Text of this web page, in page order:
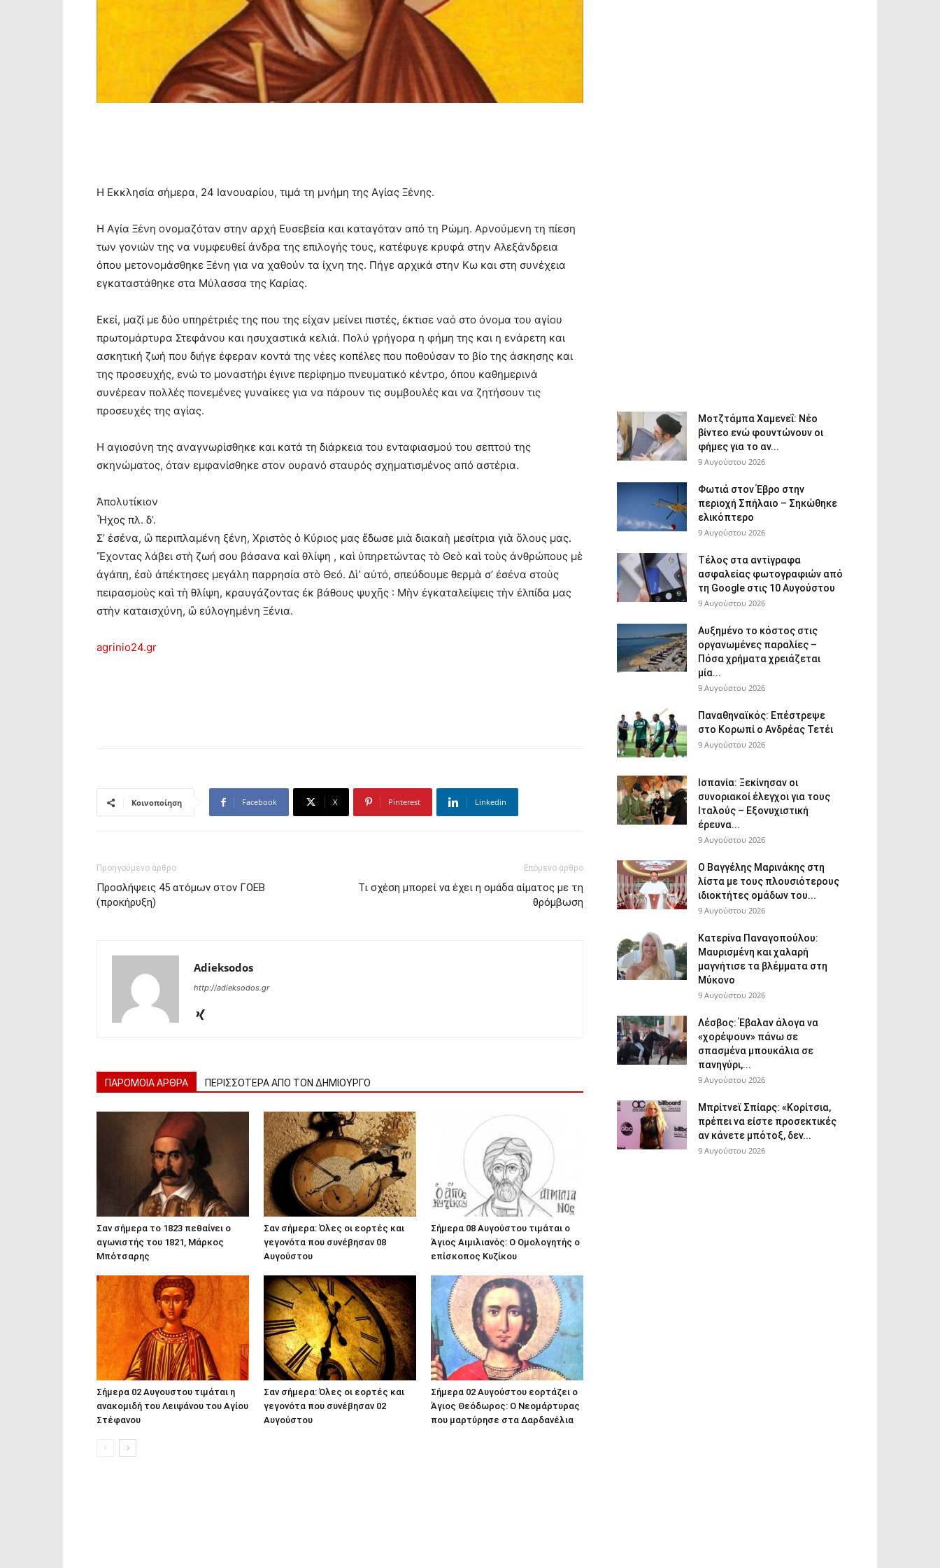
Η Εκκλησία σήμερα, 24 Ιανουαρίου, τιμά τη μνήμη της Αγίας Ξένης.
Η Αγία Ξένη ονομαζόταν στην αρχή Ευσεβεία και καταγόταν από τη Ρώμη. Αρνούμενη τη πίεση
των γονιών της να νυμφευθεί άνδρα της επιλογής τους, κατέφυγε κρυφά στην Αλεξάνδρεια
όπου μετονομάσθηκε Ξένη για να χαθούν τα ίχνη της. Πήγε αρχικά στην Κω και στη συνέχεια
εγκαταστάθηκε στα Μύλασσα της Καρίας.
Εκεί, μαζί με δύο υπηρέτριές της που της είχαν μείνει πιστές, έκτισε ναό στο όνομα του αγίου
πρωτομάρτυρα Στεφάνου και ησυχαστικά κελιά. Πολύ γρήγορα η φήμη της και η ενάρετη και
ασκητική ζωή που διήγε έφεραν κοντά της νέες κοπέλες που ποθούσαν το βίο της άσκησης και
της προσευχής, ενώ το μοναστήρι έγινε περίφημο πνευματικό κέντρο, όπου καθημερινά
συνέρεαν πολλές πονεμένες γυναίκες για να πάρουν τις συμβουλές και να ζητήσουν τις
προσευχές της αγίας.
Η αγιοσύνη της αναγνωρίσθηκε και κατά τη διάρκεια του ενταφιασμού του σεπτού της
σκηνώματος, όταν εμφανίσθηκε στον ουρανό σταυρός σχηματισμένος από αστέρια.
Ἀπολυτίκιον
Ἦχος πλ. δ’.
Σ’ ἐσένα, ὢ περιπλαμένη ξένη, Χριστὸς ὁ Κύριος μας ἔδωσε μιὰ διακαὴ μεσίτρια γιὰ ὅλους μας.
Ἔχοντας λάβει στὴ ζωή σου βάσανα καὶ θλίψη , καὶ ὑπηρετώντας τὸ Θεὸ καὶ τοὺς ἀνθρώπους μὲ
ἀγάπη, ἐσὺ ἀπέκτησες μεγάλη παρρησία στὸ Θεό. Δὶ’ αὐτό, σπεύδουμε θερμὰ σ’ ἐσένα στοὺς
πειρασμοὺς καὶ τὴ θλίψη, κραυγάζοντας ἐκ βάθους ψυχῆς : Μὴν ἐγκαταλείψεις τὴν ἐλπίδα μας
στὴν καταισχύνη, ὢ εὐλογημένη Ξένια.
agrinio24.gr
Κοινοποίηση Facebook X Pinterest Linkedin
Προηγούμενο άρθρο
Προσλήψεις 45 ατόμων στον ΓΟΕΒ
(προκήρυξη)
Επόμενο άρθρο
Τι σχέση μπορεί να έχει η ομάδα αίματος με τη
θρόμβωση
Adieksodos
http://adieksodos.gr
ΠΑΡΟΜΟΙΑ ΑΡΘΡΑ ΠΕΡΙΣΣΟΤΕΡΑ ΑΠΟ ΤΟΝ ΔΗΜΙΟΥΡΓΟ
Σαν σήμερα το 1823 πεθαίνει ο
αγωνιστής του 1821, Μάρκος
Μπότσαρης
Σαν σήμερα: Όλες οι εορτές και
γεγονότα που συνέβησαν 08
Αυγούστου
Σήμερα 08 Αυγούστου τιμάται ο
Άγιος Αιμιλιανός: Ο Ομολογητής ο
επίσκοπος Κυζίκου
Σήμερα 02 Αυγουστου τιμάται η
ανακομιδή του Λειψάνου του Αγίου
Στέφανου
Σαν σήμερα: Όλες οι εορτές και
γεγονότα που συνέβησαν 02
Αυγούστου
Σήμερα 02 Αυγούστου εορτάζει ο
Άγιος Θεόδωρος: Ο Νεομάρτυρας
που μαρτύρησε στα Δαρδανέλια
Μοτζτάμπα Χαμενεΐ: Νέο
βίντεο ενώ φουντώνουν οι
φήμες για το αν...
9 Αυγούστου 2026
Φωτιά στον Έβρο στην
περιοχή Σπήλαιο – Σηκώθηκε
ελικόπτερο
9 Αυγούστου 2026
Τέλος στα αντίγραφα
ασφαλείας φωτογραφιών από
τη Google στις 10 Αυγούστου
9 Αυγούστου 2026
Αυξημένο το κόστος στις
οργανωμένες παραλίες –
Πόσα χρήματα χρειάζεται
μία...
9 Αυγούστου 2026
Παναθηναϊκός: Επέστρεψε
στο Κορωπί ο Ανδρέας Τετέι
9 Αυγούστου 2026
Ισπανία: Ξεκίνησαν οι
συνοριακοί έλεγχοι για τους
Ιταλούς – Εξονυχιστική
έρευνα...
9 Αυγούστου 2026
Ο Βαγγέλης Μαρινάκης στη
λίστα με τους πλουσιότερους
ιδιοκτήτες ομάδων του...
9 Αυγούστου 2026
Κατερίνα Παναγοπούλου:
Μαυρισμένη και χαλαρή
μαγνήτισε τα βλέμματα στη
Μύκονο
9 Αυγούστου 2026
Λέσβος: Έβαλαν άλογα να
«χορέψουν» πάνω σε
σπασμένα μπουκάλια σε
πανηγύρι,...
9 Αυγούστου 2026
Μπρίτνεϊ Σπίαρς: «Κορίτσια,
πρέπει να είστε προσεκτικές
αν κάνετε μπότοξ, δεν...
9 Αυγούστου 2026